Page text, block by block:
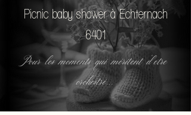
Picnic baby shower à Echternach
6401
Pour les moments qui méritent d'etre
orchestré...